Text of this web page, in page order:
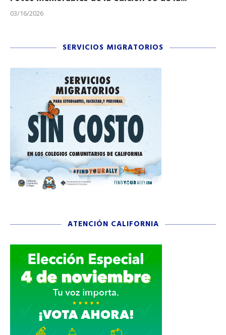
03/16/2026
SERVICIOS MIGRATORIOS
ATENCIÓN CALIFORNIA